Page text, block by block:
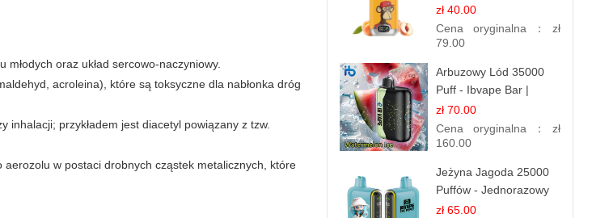
oraz układ sercowo-naczyniowy.
acroleina), które są toksyczne dla nabłonka dróg
przykładem jest diacetyl powiązany z tzw.
w postaci drobnych cząstek metalicznych, które
Jednorazowy E-
papieros | Owocowy
Smak
zł 40.00
Cena oryginalna： zł
79.00
Arbuzowy Lód 35000
Puff - Ibvape Bar |
Orzeźwiający E-
papieros Jednorazowy
zł 70.00
Cena oryginalna： zł
160.00
Jeżyna Jagoda 25000
Puffów - Jednorazowy
E-papierosy | Smak
zł 65.00